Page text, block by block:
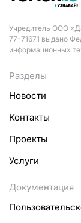
Учредитель ООО
77-71671 выдано
информационных
Разделы
Новости
Контакты
Проекты
Услуги
Документация